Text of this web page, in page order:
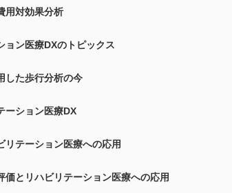
用対効果分析
ョン医療DXのトピックス
した歩行分析の今
ーション医療DX
リテーション医療への応用
とリハビリテーション医療への応用